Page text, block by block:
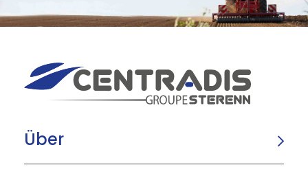
Über